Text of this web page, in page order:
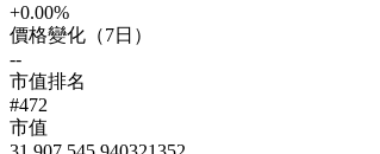
+0.00%
價格變化（7日）
--
市值排名
#472
市值